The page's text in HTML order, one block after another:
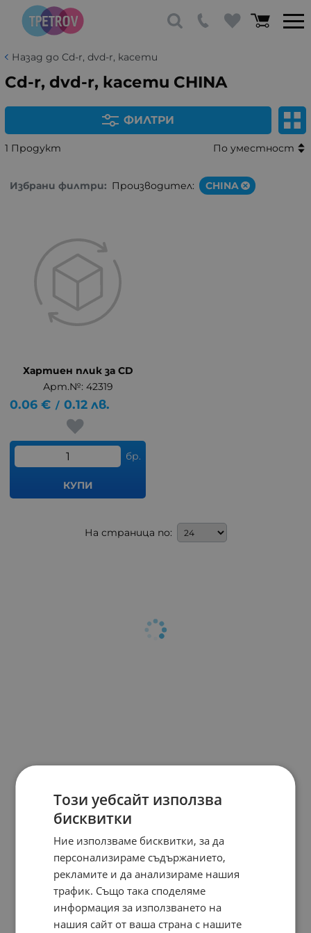
Назад до Cd-r, dvd-r, касети
Cd-r, dvd-r, касети CHINA
ФИЛТРИ
1 Продукт По уместност
Избрани филтри: Производител: CHINA
Хартиен плик за CD
Арт.№: 42319
0.06 € / 0.12 лв.
бр.
КУПИ
На страница по:
Този уебсайт използва
бисквитки
Ние използваме бисквитки, за да
персонализираме съдържанието,
рекламите и да анализираме нашия
трафик. Също така споделяме
информация за използването на
нашия сайт от ваша страна с нашите